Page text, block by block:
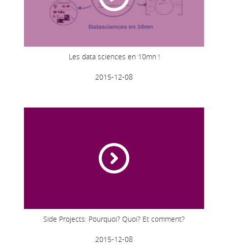
Les data sciences en 10mn !
2015-12-08
Side Projects: Pourquoi? Quoi? Et comment?
2015-12-08